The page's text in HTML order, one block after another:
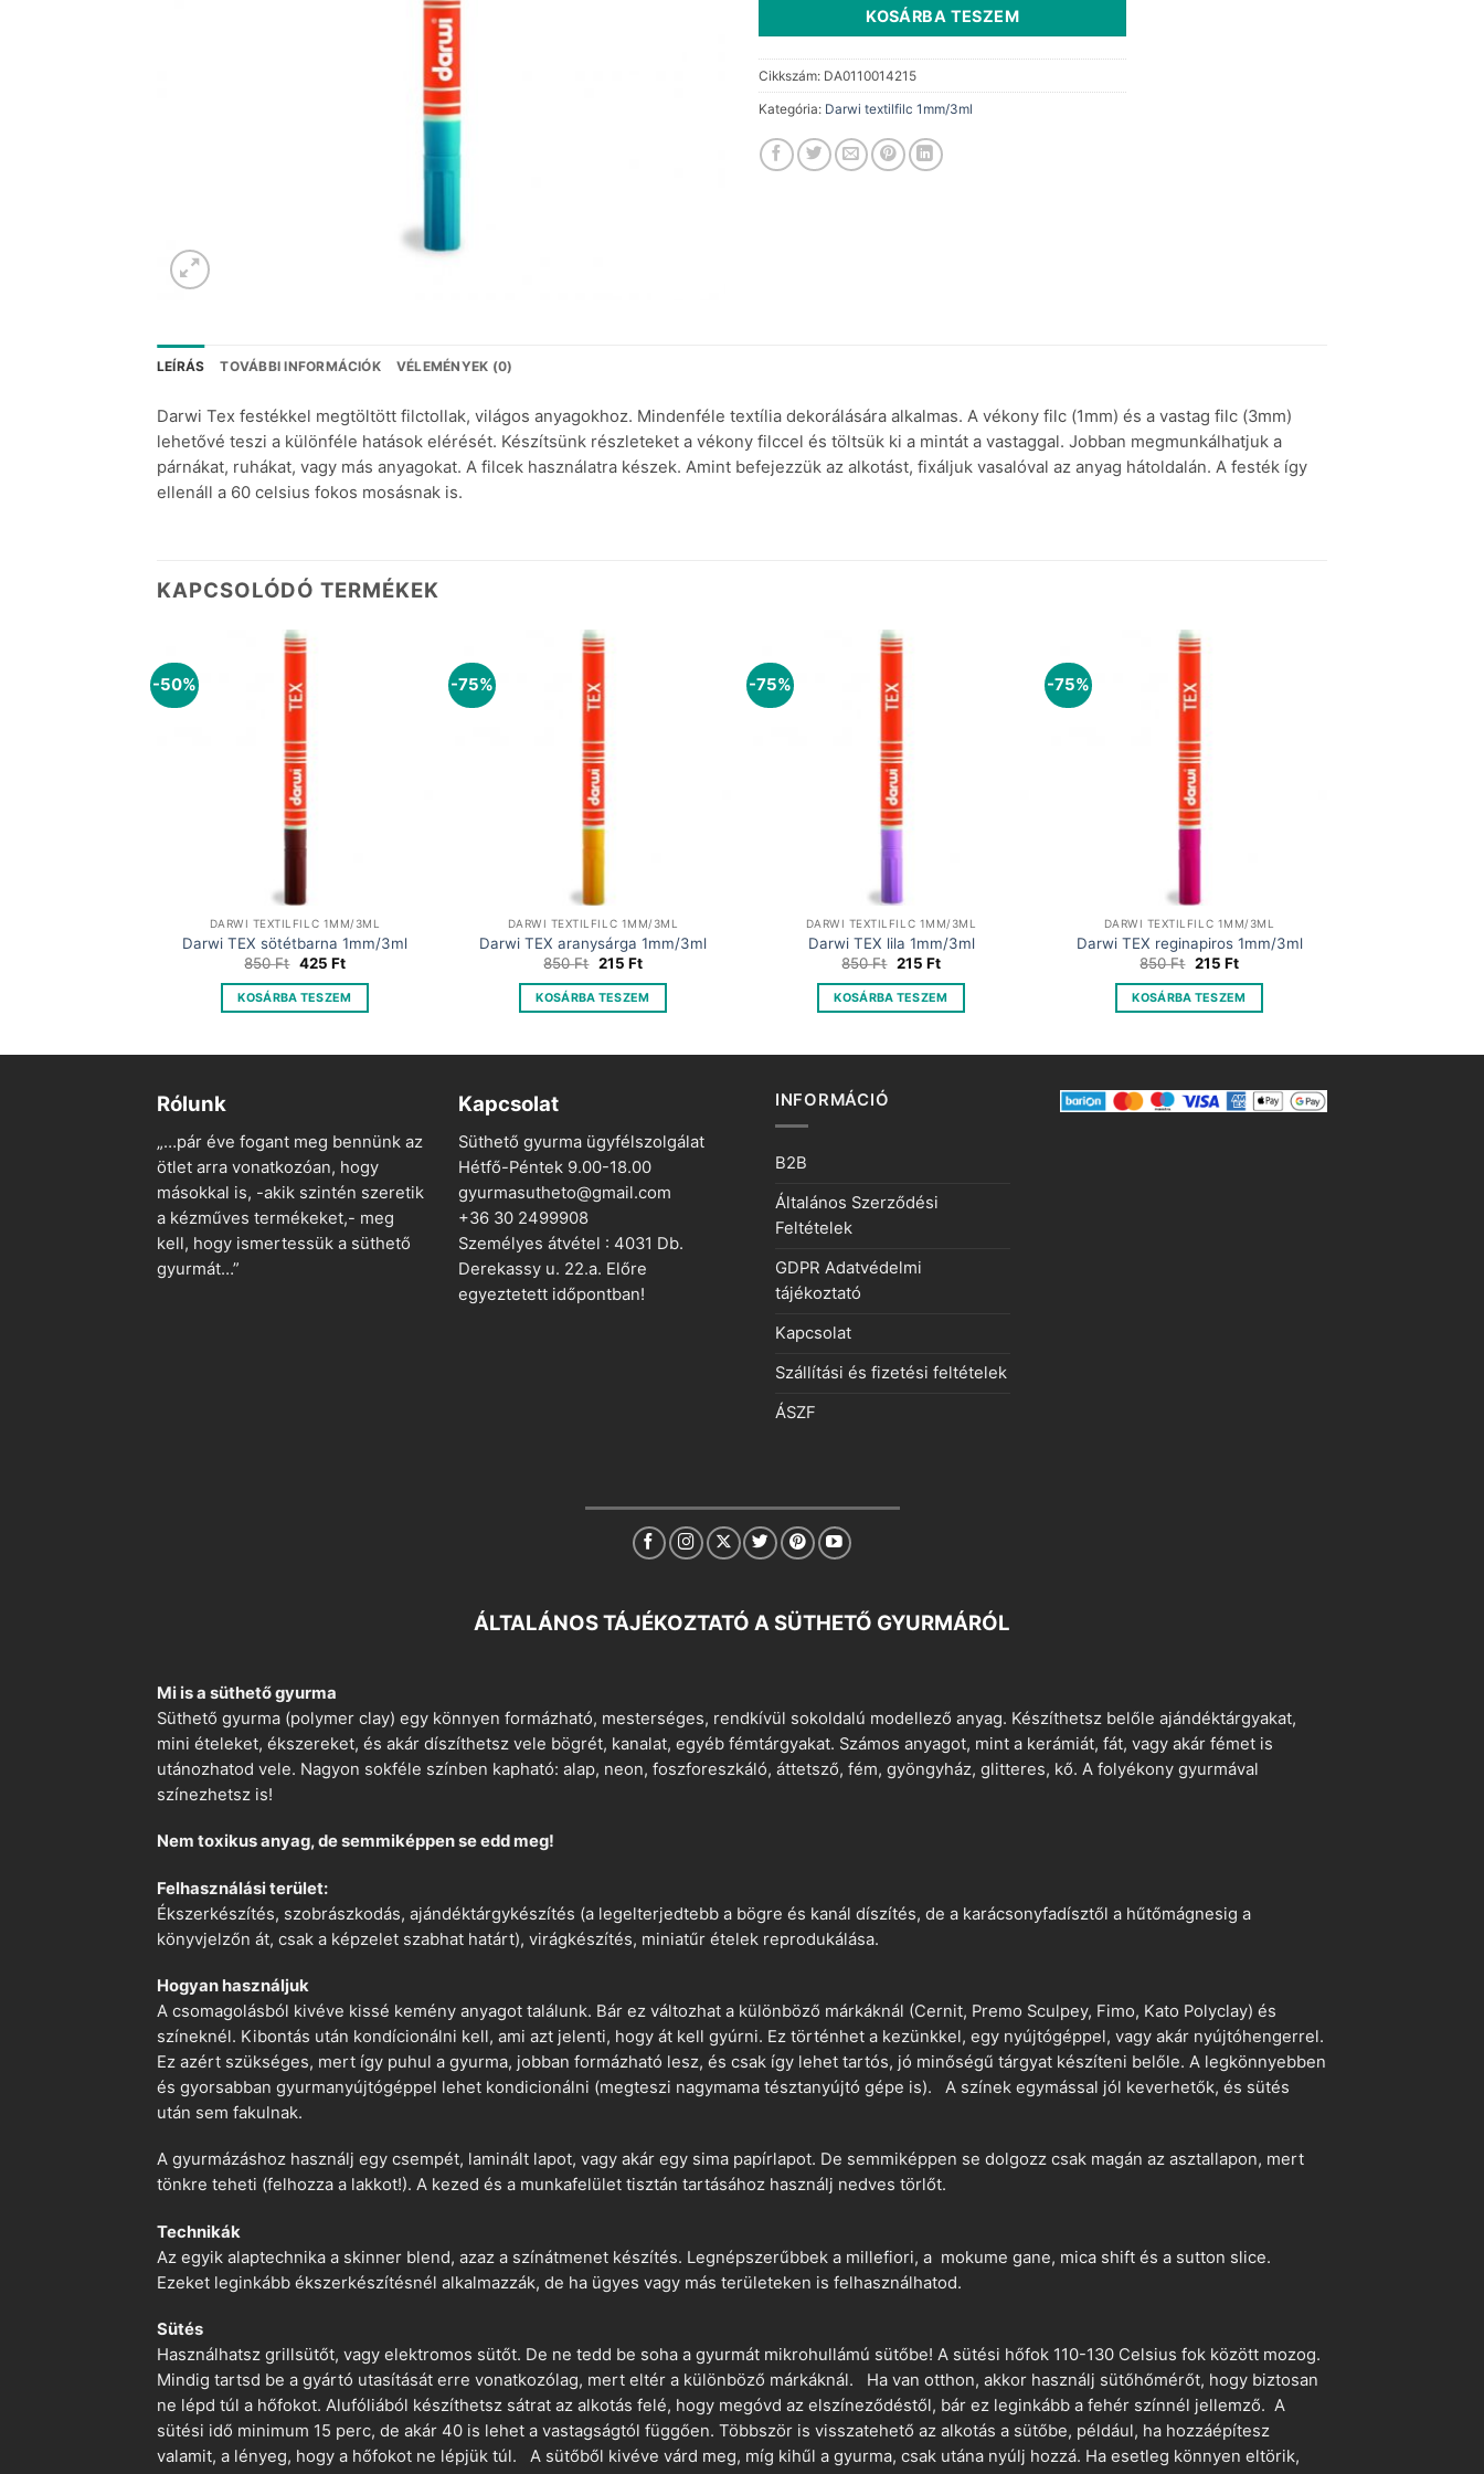
KOSÁRBA TESZEM
Cikkszám: DA0110014215
Kategória: Darwi textilfilc 1mm/3ml
LEÍRÁS TOVÁBBI INFORMÁCIÓK VÉLEMÉNYEK (0)
Darwi Tex festékkel megtöltött filctollak, világos anyagokhoz. Mindenféle textília dekorálására alkalmas. A vékony filc (1mm) és a vastag filc (3mm)
lehetővé teszi a különféle hatások elérését. Készítsünk részleteket a vékony filccel és töltsük ki a mintát a vastaggal. Jobban megmunkálhatjuk a
párnákat, ruhákat, vagy más anyagokat. A filcek használatra készek. Amint befejezzük az alkotást, fixáljuk vasalóval az anyag hátoldalán. A festék így
ellenáll a 60 celsius fokos mosásnak is.
KAPCSOLÓDÓ TERMÉKEK
-50%
DARWI TEXTILFILC 1MM/3ML
Darwi TEX sötétbarna 1mm/3ml
850Ft Original
was:
850 Ft.
425 FtCurrent
is:
425 Ft.
KOSÁRBA TESZEM
-75%
DARWI TEXTILFILC 1MM/3ML
Darwi TEX aranysárga 1mm/3ml
850Ft Original
was:
850 Ft.
215 FtCurrent
is:
215 Ft.
KOSÁRBA TESZEM
-75%
DARWI TEXTILFILC 1MM/3ML
Darwi TEX lila 1mm/3ml
850Ft Original
was:
850 Ft.
215 FtCurrent
is:
215 Ft.
KOSÁRBA TESZEM
-75%
DARWI TEXTILFILC 1MM/3ML
Darwi TEX reginapiros 1mm/3ml
850Ft Original
was:
850 Ft.
215 FtCurrent
is:
215 Ft.
KOSÁRBA TESZEM
Rólunk
„…pár éve fogant meg bennünk az
ötlet arra vonatkozóan, hogy
másokkal is, -akik szintén szeretik
a kézműves termékeket,- meg
kell, hogy ismertessük a süthető
gyurmát…”
Kapcsolat
Süthető gyurma ügyfélszolgálat
Hétfő-Péntek 9.00-18.00
gyurmasutheto@gmail.com
+36 30 2499908
Személyes átvétel : 4031 Db.
Derekassy u. 22.a. Előre
egyeztetett időpontban!
INFORMÁCIÓ
B2B
Általános Szerződési
Feltételek
GDPR Adatvédelmi
tájékoztató
Kapcsolat
Szállítási és fizetési feltételek
ÁSZF
ÁLTALÁNOS TÁJÉKOZTATÓ A SÜTHETŐ GYURMÁRÓL
Mi is a süthető gyurma
Süthető gyurma (polymer clay) egy könnyen formázható, mesterséges, rendkívül sokoldalú modellező anyag. Készíthetsz belőle ajándéktárgyakat,
mini ételeket, ékszereket, és akár díszíthetsz vele bögrét, kanalat, egyéb fémtárgyakat. Számos anyagot, mint a kerámiát, fát, vagy akár fémet is
utánozhatod vele. Nagyon sokféle színben kapható: alap, neon, foszforeszkáló, áttetsző, fém, gyöngyház, glitteres, kő. A folyékony gyurmával
színezhetsz is!
Nem toxikus anyag, de semmiképpen se edd meg!
Felhasználási terület:
Ékszerkészítés, szobrászkodás, ajándéktárgykészítés (a legelterjedtebb a bögre és kanál díszítés, de a karácsonyfadísztől a hűtőmágnesig a
könyvjelzőn át, csak a képzelet szabhat határt), virágkészítés, miniatűr ételek reprodukálása.
Hogyan használjuk
A csomagolásból kivéve kissé kemény anyagot találunk. Bár ez változhat a különböző márkáknál (Cernit, Premo Sculpey, Fimo, Kato Polyclay) és
színeknél. Kibontás után kondícionálni kell, ami azt jelenti, hogy át kell gyúrni. Ez történhet a kezünkkel, egy nyújtógéppel, vagy akár nyújtóhengerrel.
Ez azért szükséges, mert így puhul a gyurma, jobban formázható lesz, és csak így lehet tartós, jó minőségű tárgyat készíteni belőle. A legkönnyebben
és gyorsabban gyurmanyújtógéppel lehet kondicionálni (megteszi nagymama tésztanyújtó gépe is). A színek egymással jól keverhetők, és sütés
után sem fakulnak.
A gyurmázáshoz használj egy csempét, laminált lapot, vagy akár egy sima papírlapot. De semmiképpen se dolgozz csak magán az asztallapon, mert
tönkre teheti (felhozza a lakkot!). A kezed és a munkafelület tisztán tartásához használj nedves törlőt.
Technikák
Az egyik alaptechnika a skinner blend, azaz a színátmenet készítés. Legnépszerűbbek a millefiori, a mokume gane, mica shift és a sutton slice.
Ezeket leginkább ékszerkészítésnél alkalmazzák, de ha ügyes vagy más területeken is felhasználhatod.
Sütés
Használhatsz grillsütőt, vagy elektromos sütőt. De ne tedd be soha a gyurmát mikrohullámú sütőbe! A sütési hőfok 110-130 Celsius fok között mozog.
Mindig tartsd be a gyártó utasítását erre vonatkozólag, mert eltér a különböző márkáknál. Ha van otthon, akkor használj sütőhőmérőt, hogy biztosan
ne lépd túl a hőfokot. Alufóliából készíthetsz sátrat az alkotás felé, hogy megóvd az elszíneződéstől, bár ez leginkább a fehér színnél jellemző. A
sütési idő minimum 15 perc, de akár 40 is lehet a vastagságtól függően. Többször is visszatehető az alkotás a sütőbe, például, ha hozzáépítesz
valamit, a lényeg, hogy a hőfokot ne lépjük túl. A sütőből kivéve várd meg, míg kihűl a gyurma, csak utána nyúlj hozzá. Ha esetleg könnyen eltörik,